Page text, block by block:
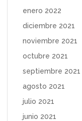
enero 2022
diciembre 2021
noviembre 2021
octubre 2021
septiembre 2021
agosto 2021
julio 2021
junio 2021